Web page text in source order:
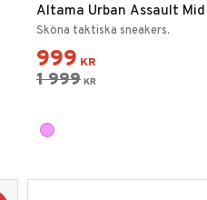
Altama Urban Assault Mid
Sköna taktiska sneakers.
999 KR
1 999 KR